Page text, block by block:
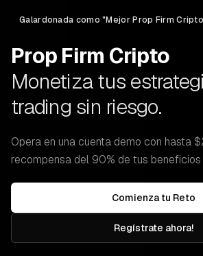
Galardonada como "Mejor Prop Firm
Prop Firm Cripto
Monetiza tus
trading sin riesgo.
Opera en una cuenta demo con hasta
recompensa del 90% de tus beneficios
Comienza tu Reto
Regístrate ahora!